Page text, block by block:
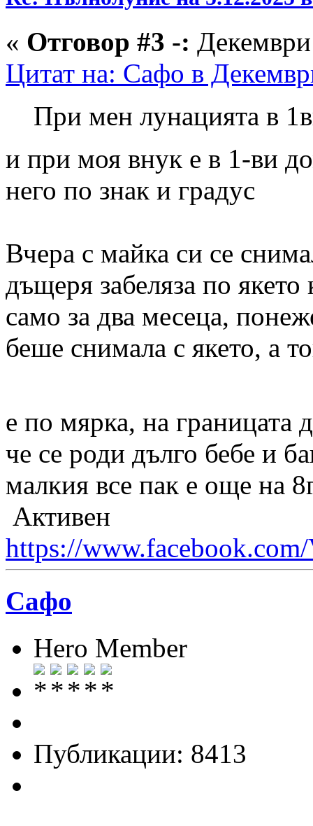
« Отговор #3 -:
Цитат на: Сафо в
При мен лунацията в
и при моя внук е в 1-ви
него по знак и градус
Вчера с майка си се
дъщеря забеляза по
само за два месеца,
беше снимала с якето, а
е по мярка, на
че се роди дълго бебе и
малкия все пак е още на
Активен
https://
Сафо
Hero Member
Публикации: 8413